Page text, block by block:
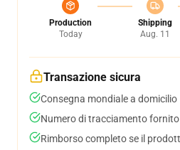
Production
Today
Shipping
Aug. 11
Transazione sicura
Consegna mondiale a domicilio
Numero di tracciamento
Rimborso completo se il